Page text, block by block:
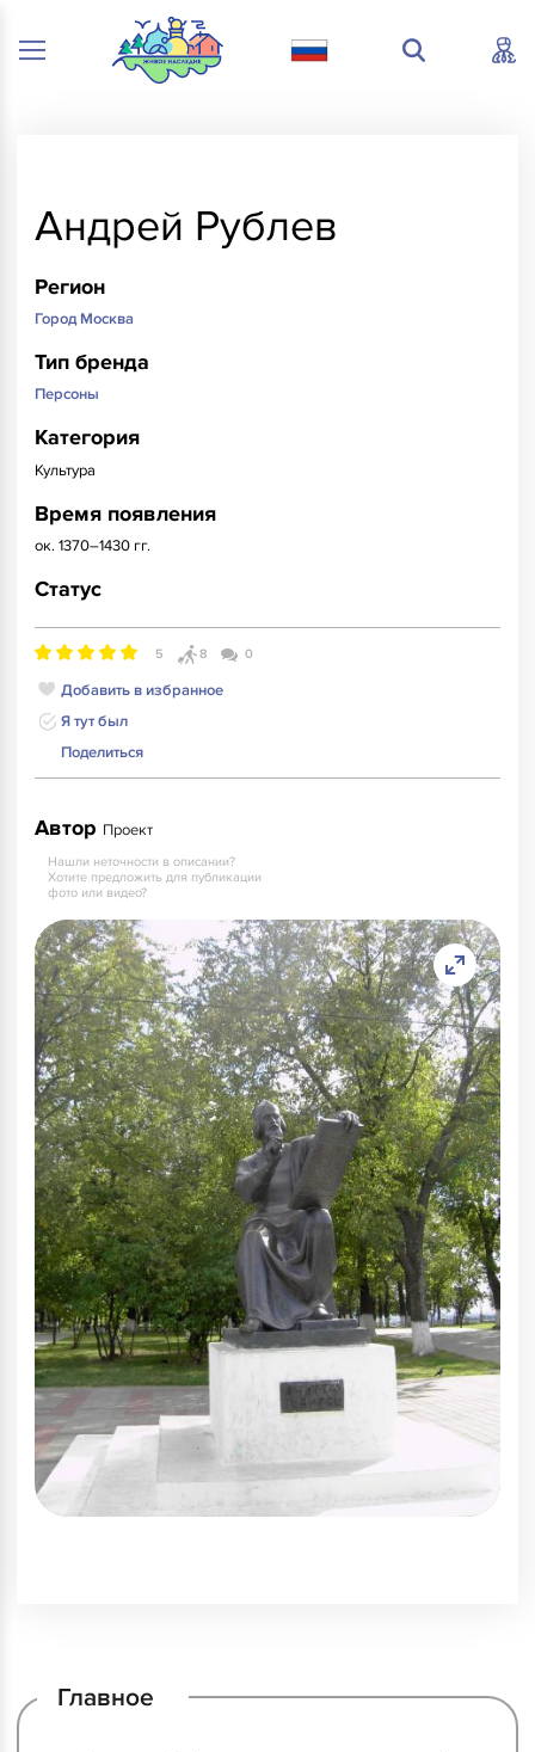
Андрей Рублев
Регион
Город Москва
Тип бренда
Персоны
Категория
Культура
Время появления
ок. 1370–1430 гг.
Статус
5 8 0
Добавить в избранное
Я тут был
Поделиться
Автор Проект
Нашли неточности в описании?
Хотите предложить для публикации
фото или видео?
Главное